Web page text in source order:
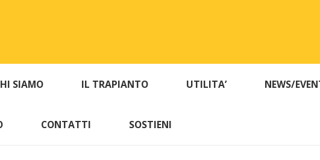
SIAMO IL TRAPIANTO UTILITA’ NEWS/
CONTATTI SOSTIENI